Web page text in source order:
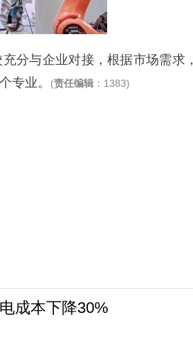
分与企业对接，根据市场需求，
专业。
(责任编辑 ：1383)
成本下降30%